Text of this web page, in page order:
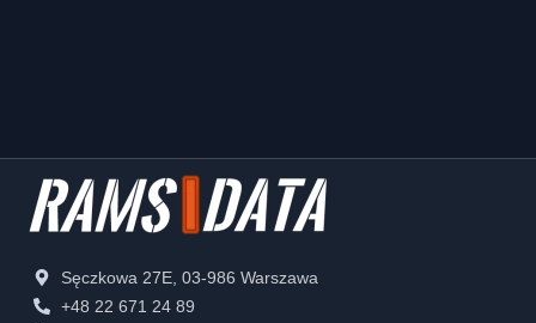
Sęczkowa 27E, 03-986 Warszawa
+48 22 671 24 89